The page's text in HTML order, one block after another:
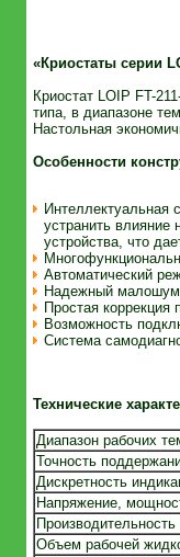
«Криостаты серии
Криостат LOIP FT-
типа, в диапазоне
Настольная
Особенности
Интеллектуальная
устранить влияние
устройства, что
Автоматический
Надежный
Простая коррекция
Возможность
Система
Технические
Диапазон рабочих
Точность
Дискретность
Напряжение,
Объем рабочей